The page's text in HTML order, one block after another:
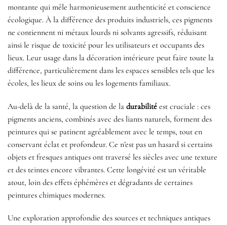
montante qui mêle harmonieusement authenticité et conscience
écologique. À la différence des produits industriels, ces pigments
ne contiennent ni métaux lourds ni solvants agressifs, réduisant
ainsi le risque de toxicité pour les utilisateurs et occupants des
lieux. Leur usage dans la décoration intérieure peut faire toute la
différence, particulièrement dans les espaces sensibles tels que les
écoles, les lieux de soins ou les logements familiaux.
Au-delà de la santé, la question de la durabilité est cruciale : ces
pigments anciens, combinés avec des liants naturels, forment des
peintures qui se patinent agréablement avec le temps, tout en
conservant éclat et profondeur. Ce n’est pas un hasard si certains
objets et fresques antiques ont traversé les siècles avec une texture
et des teintes encore vibrantes. Cette longévité est un véritable
atout, loin des effets éphémères et dégradants de certaines
peintures chimiques modernes.
Une exploration approfondie des sources et techniques antiques